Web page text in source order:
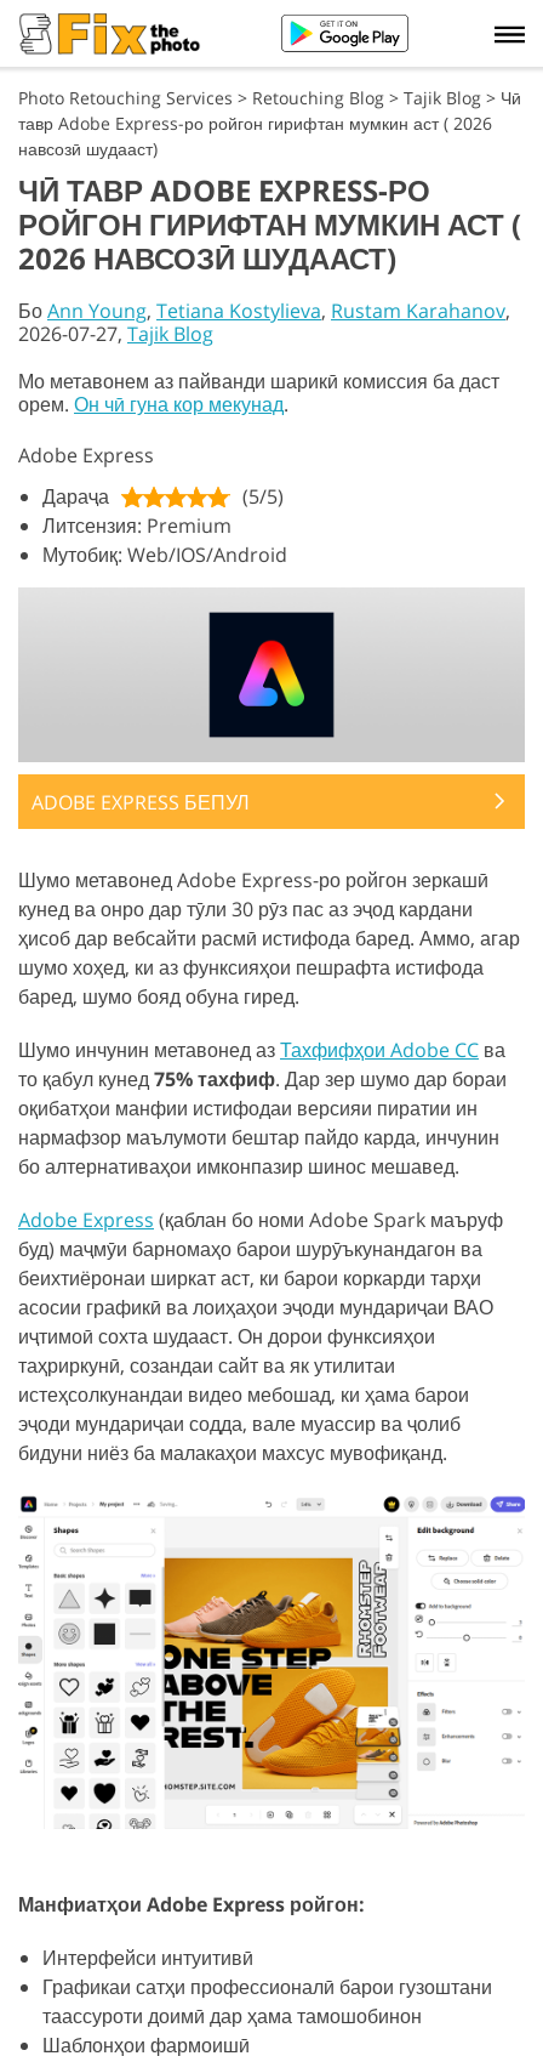
Photo Retouching Services > Retouching Blog > Tajik Blog > Чӣ
тавр Adobe Express-ро ройгон гирифтан мумкин аст ( 2026
навсозӣ шудааст)
ЧӢ ТАВР ADOBE EXPRESS-РО
РОЙГОН ГИРИФТАН МУМКИН АСТ (
2026 НАВСОЗӢ ШУДААСТ)
БоAnn Young, Tetiana Kostylieva, Rustam Karahanov,
2026-07-27, Tajik Blog
Мо метавонем аз пайванди шарикӣ комиссия ба даст
орем. Он чӣ гуна кор мекунад.
Adobe Express
Дараҷа
(5/5)
Литсензия: Premium
Мутобиқ: Web/IOS/Android
ADOBE EXPRESS БЕПУЛ
Шумо метавонед Adobe Express-ро ройгон зеркашӣ
кунед ва онро дар тӯли 30 рӯз пас аз эҷод кардани
ҳисоб дар вебсайти расмӣ истифода баред. Аммо, агар
шумо хоҳед, ки аз функсияҳои пешрафта истифода
баред, шумо бояд обуна гиред.
Шумо инчунин метавонед азТахфифҳои Adobe CC ва
то қабул кунед75% тахфиф. Дар зер шумо дар бораи
оқибатҳои манфии истифодаи версияи пиратии ин
нармафзор маълумоти бештар пайдо карда, инчунин
бо алтернативаҳои имконпазир шинос мешавед.
Adobe Express (қаблан бо номи Adobe Spark маъруф
буд) маҷмӯи барномаҳо барои шурӯъкунандагон ва
беихтиёронаи ширкат аст, ки барои коркарди тарҳи
асосии графикӣ ва лоиҳаҳои эҷоди мундариҷаи ВАО
иҷтимоӣ сохта шудааст. Он дорои функсияҳои
таҳриркунӣ, созандаи сайт ва як утилитаи
истеҳсолкунандаи видео мебошад, ки ҳама барои
эҷоди мундариҷаи содда, вале муассир ва ҷолиб
бидуни ниёз ба малакаҳои махсус мувофиқанд.
Манфиатҳои Adobe Express ройгон:
Интерфейси интуитивӣ
Графикаи сатҳи профессионалӣ барои гузоштани
таассуроти доимӣ дар ҳама тамошобинон
Шаблонҳои фармоишӣ